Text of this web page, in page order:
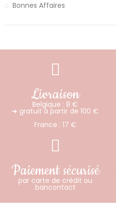
Bonnes Affaires
Livraison
Belgique : 8 €
➜ gratuit à partir de 100 €
France : 17 €
Paiement sécurisé
par carte de crédit ou
bancontact